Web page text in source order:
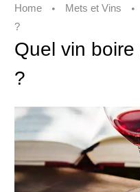
Home Mets et Vins
?
Quel vin boire
?